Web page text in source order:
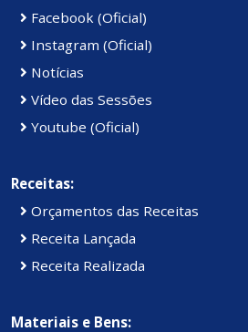
Facebook (Oficial)
Instagram (Oficial)
Notícias
Vídeo das Sessões
Youtube (Oficial)
Receitas:
Orçamentos das Receitas
Receita Lançada
Receita Realizada
Materiais e Bens: